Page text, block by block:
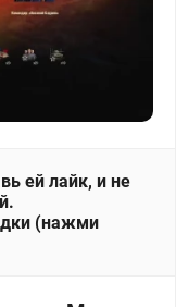
ей лайк, и не
(нажми